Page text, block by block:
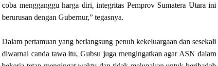
coba mengganggu harga diri, integritas Pemprov Sumatera Utara ini
berurusan dengan Gubernur,” tegasnya.
Dalam pertamuan yang berlangsung penuh kekeluargaan dan sesekali
diwarnai canda tawa itu, Gubsu juga mengingatkan agar ASN dalam